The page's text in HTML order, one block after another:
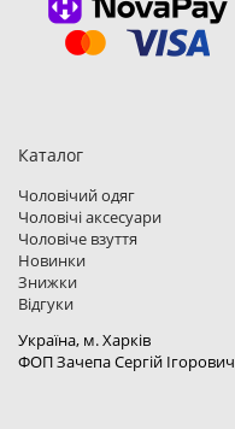
Каталог
Чоловічий одяг
Чоловічі аксесуари
Чоловіче взуття
Новинки
Знижки
Відгуки
Україна, м. Харкiв
ФОП Зачепа Сергій Ігорович